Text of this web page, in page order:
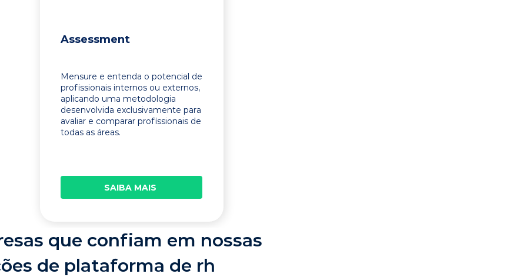
Assessment
Mensure e entenda o potencial de
profissionais internos ou externos,
aplicando uma metodologia
desenvolvida exclusivamente para
avaliar e comparar profissionais de
todas as áreas.
SAIBA MAIS
que confiam em nossas
de plataforma de rh